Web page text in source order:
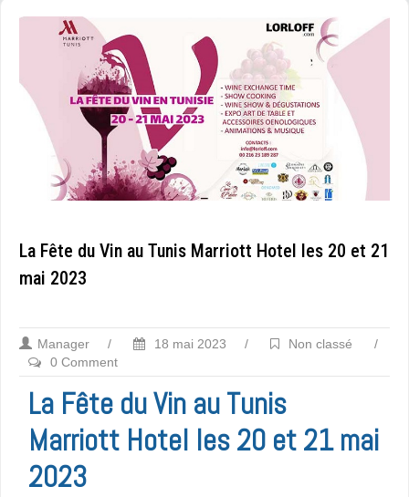
La Fête du Vin au Tunis Marriott Hotel les 20 et 21
mai 2023
Manager / 18 mai 2023 / Non classé
/
0 Comment
La Fête du Vin au Tunis
Marriott Hotel les 20 et 21 mai
2023